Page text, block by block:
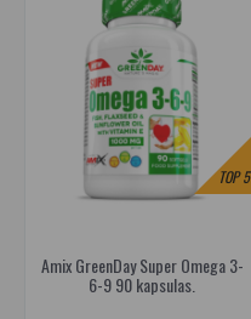
TOP5
Amix GreenDay Super Omega 3-
6-9 90 kapsulas.